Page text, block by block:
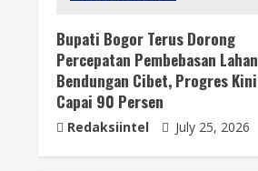
Bupati Bogor Terus Dorong
Percepatan Pembebasan Lahan
Bendungan Cibet, Progres Kini
Capai 90 Persen
Redaksiintel July 25, 2026